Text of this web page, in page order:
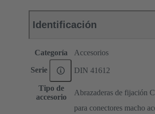
Identificación
Categoría Accesorios
Serie DIN 41612
Tipo de
accesorio
Abrazaderas de fijación C
para conectores macho